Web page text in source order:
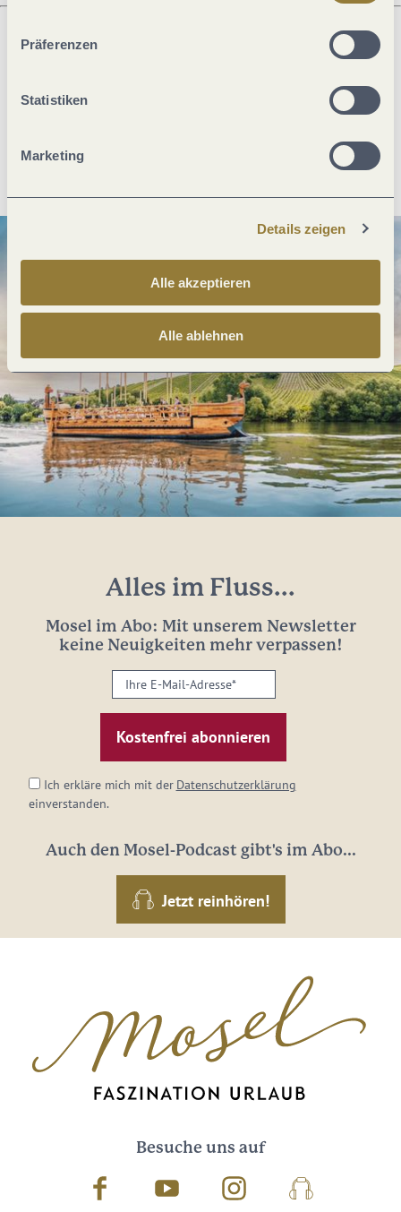
ablehnen" kann es zu Beeinträchtigungen in der Nutzung
Präferenzen
Statistiken
Marketing
Details zeigen
Alle akzeptieren
Alle ablehnen
PDF erzeugen
Alles im Fluss...
Mosel im Abo: Mit unserem Newsletter
keine Neuigkeiten mehr verpassen!
Ihre
E-
Mail-
Adresse:
Ich erkläre mich mit der Datenschutzerklärung
einverstanden.
Auch den Mosel-Podcast gibt's im Abo...
Jetzt reinhören!
Besuche uns auf
Facebook Youtube InstagramPodcast